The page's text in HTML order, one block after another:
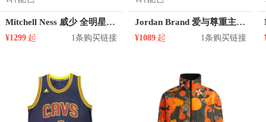
Mitchell Ness 威少 全明星 0号球衣
¥1299 起 1条购买链接
Jordan Brand 爱与尊重主题连帽套头卫衣 AJ6343
¥1089 起 1条购买链接